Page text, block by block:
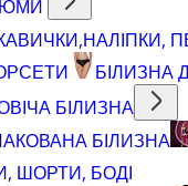
БІЛИЗНА
БІЛИЗНА
БІЛИЗНА
ШОРТИ, БОДІ